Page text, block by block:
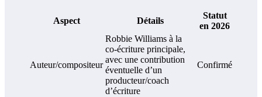
Aspect Détails
Statut
en 2026
Auteur/compositeur
Robbie Williams à la
co-écriture principale,
avec une contribution
éventuelle d’un
producteur/coach
d’écriture
Confirmé